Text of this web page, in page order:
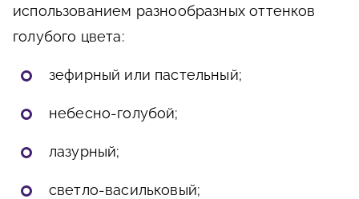
использованием разнообразных оттенков
голубого цвета:
зефирный или пастельный;
небесно-голубой;
лазурный;
светло-васильковый;